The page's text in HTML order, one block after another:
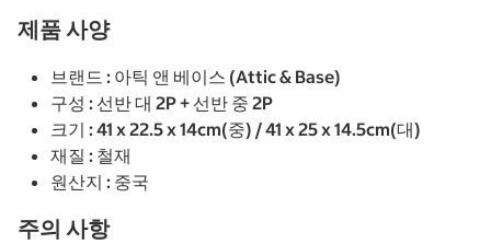
제품 사양
브랜드 : 아틱 앤 베이스 (Attic & Base)
구성 : 선반 대 2P + 선반 중 2P
크기 : 41 x 22.5 x 14cm(중) / 41 x 25 x 14.5cm(대)
재질 : 철재
원산지 : 중국
주의 사항